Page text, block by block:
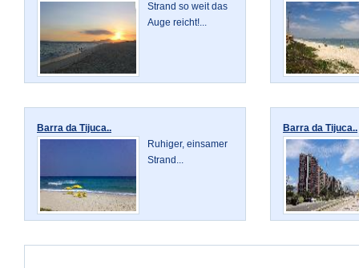
Strand so weit das
Auge reicht!...
Barra da Tijuca..
Ruhiger, einsamer
Strand...
Barra da Tijuca..